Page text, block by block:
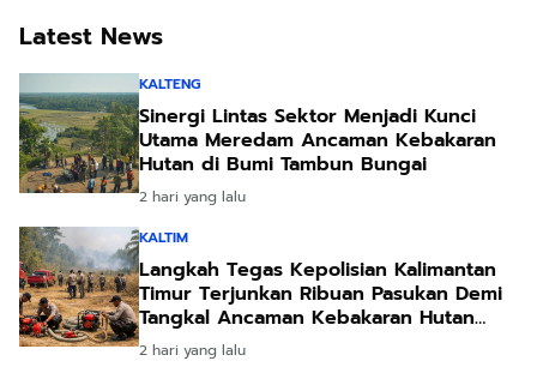
Latest News
KALTENG
Sinergi Lintas Sektor Menjadi Kunci
Utama Meredam Ancaman Kebakaran
Hutan di Bumi Tambun Bungai
2 hari yang lalu
KALTIM
Langkah Tegas Kepolisian Kalimantan
Timur Terjunkan Ribuan Pasukan Demi
Tangkal Ancaman Kebakaran Hutan
Akibat Kemarau Ekstrem
2 hari yang lalu